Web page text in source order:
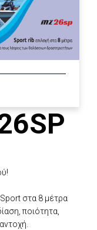
στα 8 μέτρα
ποιότητα,